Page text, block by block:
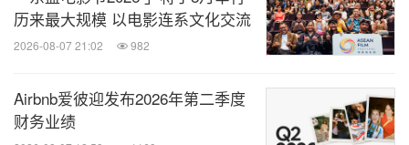
历来最大规模 以电影连系文化交流
2026-08-07 21:02 982
Airbnb爱彼迎发布2026年第二季度
财务业绩